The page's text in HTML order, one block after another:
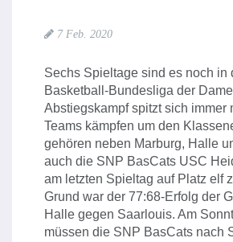
7 Feb. 2020
Sechs Spieltage sind es noch in
Basketball-Bundesliga der
Abstiegskampf spitzt sich immer
Teams kämpfen um den
gehören neben Marburg, Halle
auch die SNP BasCats USC
am letzten Spieltag auf Platz elf
Grund war der 77:68-Erfolg der
Halle gegen Saarlouis. Am
müssen die SNP BasCats nach